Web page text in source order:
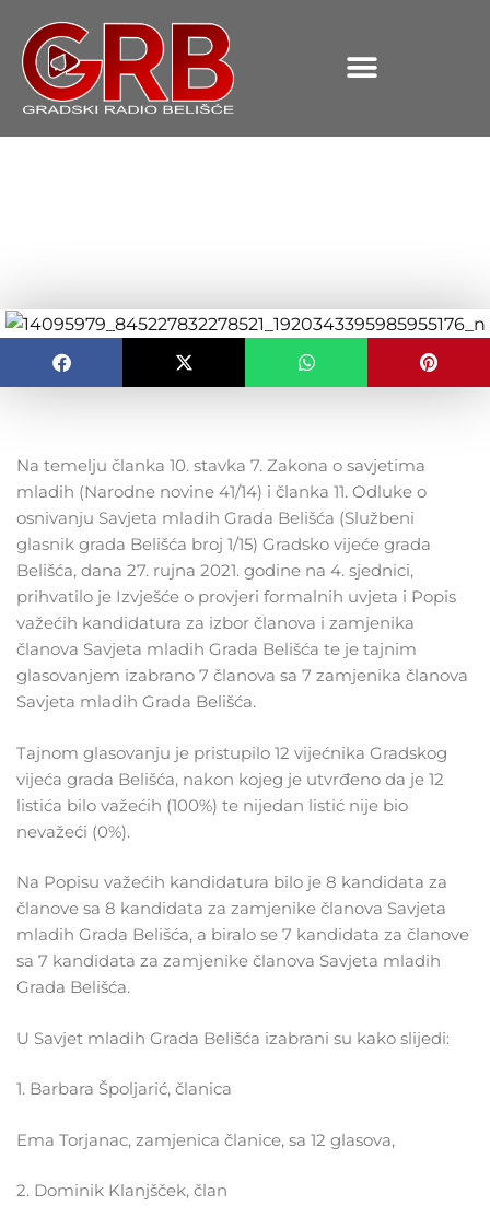
Na temelju članka 10. stavka 7. Zakona o savjetima
mladih (Narodne novine 41/14) i članka 11. Odluke o
osnivanju Savjeta mladih Grada Belišća (Službeni
glasnik grada Belišća broj 1/15) Gradsko vijeće grada
Belišća, dana 27. rujna 2021. godine na 4. sjednici,
prihvatilo je Izvješće o provjeri formalnih uvjeta i Popis
važećih kandidatura za izbor članova i zamjenika
članova Savjeta mladih Grada Belišća te je tajnim
glasovanjem izabrano 7 članova sa 7 zamjenika članova
Savjeta mladih Grada Belišća.
Tajnom glasovanju je pristupilo 12 vijećnika Gradskog
vijeća grada Belišća, nakon kojeg je utvrđeno da je 12
listića bilo važećih (100%) te nijedan listić nije bio
nevažeći (0%).
Na Popisu važećih kandidatura bilo je 8 kandidata za
članove sa 8 kandidata za zamjenike članova Savjeta
mladih Grada Belišća, a biralo se 7 kandidata za članove
sa 7 kandidata za zamjenike članova Savjeta mladih
Grada Belišća.
U Savjet mladih Grada Belišća izabrani su kako slijedi:
1. Barbara Špoljarić, članica
Ema Torjanac, zamjenica članice, sa 12 glasova,
2. Dominik Klanjšček, član